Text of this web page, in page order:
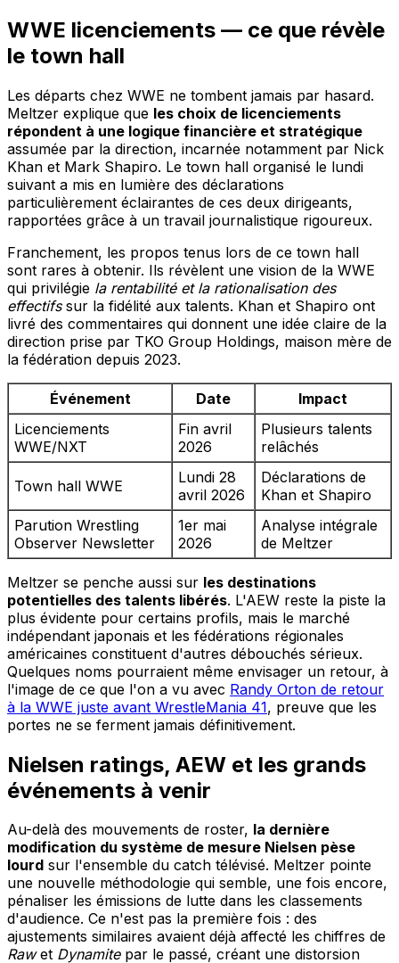
WWE licenciements — ce que révèle
le town hall
Les départs chez WWE ne tombent jamais par hasard.
Meltzer explique que les choix de licenciements
répondent à une logique financière et stratégique
assumée par la direction, incarnée notamment par Nick
Khan et Mark Shapiro. Le town hall organisé le lundi
suivant a mis en lumière des déclarations
particulièrement éclairantes de ces deux dirigeants,
rapportées grâce à un travail journalistique rigoureux.
Franchement, les propos tenus lors de ce town hall
sont rares à obtenir. Ils révèlent une vision de la WWE
qui privilégie la rentabilité et la rationalisation des
effectifssur la fidélité aux talents. Khan et Shapiro ont
livré des commentaires qui donnent une idée claire de la
direction prise par TKO Group Holdings, maison mère de
la fédération depuis 2023.
Événement Date
Impact
Licenciements
WWE/NXT
Fin avril
2026
Plusieurs talents
relâchés
Town hall WWE
Lundi 28
avril 2026
Déclarations de
Khan et Shapiro
Parution Wrestling
Observer Newsletter
1er mai
2026
Analyse intégrale
de Meltzer
Meltzer se penche aussi sur les destinations
potentielles des talents libérés. L'AEW reste la piste la
plus évidente pour certains profils, mais le marché
indépendant japonais et les fédérations régionales
américaines constituent d'autres débouchés sérieux.
Quelques noms pourraient même envisager un retour, à
l'image de ce que l'on a vu avec Randy Orton de retour
à la WWE juste avant WrestleMania 41, preuve que les
portes ne se ferment jamais définitivement.
Nielsen ratings, AEW et les grands
événements à venir
Au-delà des mouvements de roster, la dernière
modification du système de mesure Nielsen pèse
lourd sur l'ensemble du catch télévisé. Meltzer pointe
une nouvelle méthodologie qui semble, une fois encore,
pénaliser les émissions de lutte dans les classements
d'audience. Ce n'est pas la première fois : des
ajustements similaires avaient déjà affecté les chiffres de
Rawet Dynamitepar le passé, créant une distorsion